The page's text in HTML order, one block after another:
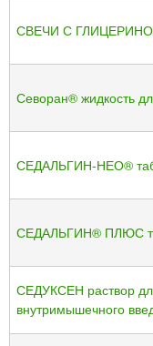
СВЕЧИ С
Севоран® жидкость
СЕДАЛЬГИН-НЕО®
СЕДАЛЬГИН® ПЛЮС
СЕДУКСЕН раствор
внутримышечного